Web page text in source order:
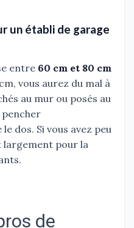
un établi de garage
entre 60 cm et 80 cm
vous aurez du mal à
au mur ou posés au
pencher
dos. Si vous avez peu
largement pour la
de